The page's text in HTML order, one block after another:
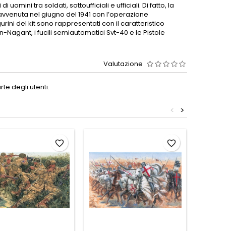
uomini tra soldati, sottoufficiali e ufficiali. Di fatto, la
nel giugno del 1941 con l’operazione
del kit sono rappresentati con il caratteristico
i fucili semiautomatici Svt-40 e le Pistole
Valutazione
degli utenti.
>
<
favorite_border favorite_border